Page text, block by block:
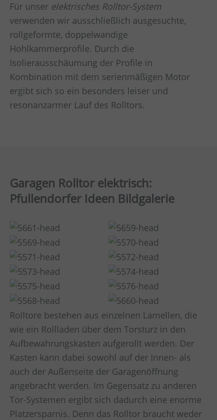
Für unser elektrisches Rolltor-System
verwenden wir ausschließlich ausgesuchte,
rollgeformte, doppelwandige
Hohlkammerprofile. Durch die
Isolierausschäumung der Profile in
Kombination mit dem serienmäßigen Motor
ergibt sich so ein besonders leiser und
resonanzarmer Lauf des Rolltors.
Garagen Rolltor elektrisch:
Pfullendorfer Ideen Bildgalerie
Rolltore bestehen aus einzelnen Lamellen, die
wie ein Rollladen über dem Torsturz in den
Aufbewahrungskasten aufgerollt werden. Der
Kasten kann dabei sowohl auf der Innen- als
auch der Außenseite der Garagenöffnung
angebracht werden. Im Gegensatz zu anderen
Tor-Systemen ergibt sich dadurch eine enorme
Platzersparnis. Denn das Rolltor braucht weder